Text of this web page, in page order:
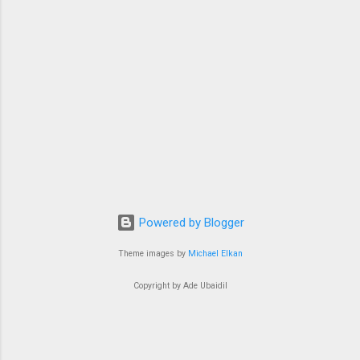
Powered by Blogger
Theme images by Michael Elkan
Copyright by Ade Ubaidil